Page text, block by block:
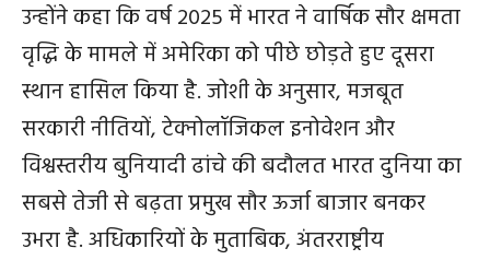
उन्होंने कहा कि वर्ष 2025 में भारत ने वार्षिक सौर क्षमता
वृद्धि के मामले में अमेरिका को पीछे छोड़ते हुए दूसरा
स्थान हासिल किया है. जोशी के अनुसार, मजबूत
सरकारी नीतियों, टेक्‍नोलॉजिकल इनोवेशन और
विश्वस्तरीय बुनियादी ढांचे की बदौलत भारत दुनिया का
सबसे तेजी से बढ़ता प्रमुख सौर ऊर्जा बाजार बनकर
उभरा है. अधिकारियों के मुताबिक, अंतरराष्ट्रीय